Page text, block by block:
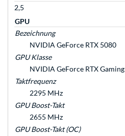
2,5
GPU
Bezeichnung
NVIDIA GeForce RTX 5080
GPU Klasse
NVIDIA GeForce RTX Gaming
Taktfrequenz
2295 MHz
GPU Boost-Takt
2655 MHz
GPU Boost-Takt (OC)